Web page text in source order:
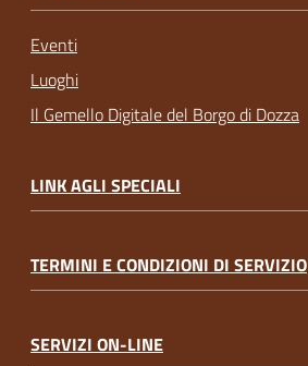
Eventi
Luoghi
Il Gemello Digitale del Borgo di Dozza
LINK AGLI SPECIALI
TERMINI E CONDIZIONI DI SERVIZIO
SERVIZI ON-LINE